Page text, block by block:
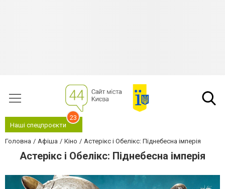
Наші спецпроєкти
23
Головна Афіша Кіно Астерікс і Обелікс: Піднебесна імперія
Астерікс і Обелікс: Піднебесна імперія